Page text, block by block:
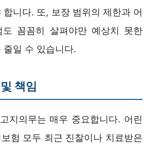
합니다. 또, 보장 범위의 제한과 어
도 꼼꼼히 살펴야만 예상치 못한
줄일 수 있습니다.
책임
지의무는 매우 중요합니다. 어린
험 모두 최근 진찰이나 치료받은